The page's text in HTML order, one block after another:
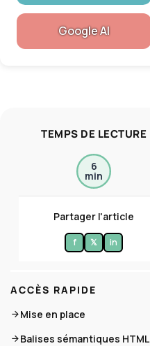
Google AI
TEMPS DE LECTURE
6
min
Partager l'article
f 𝕏 in
ACCÈS RAPIDE
Mise en place
Balises sémantiques HTML